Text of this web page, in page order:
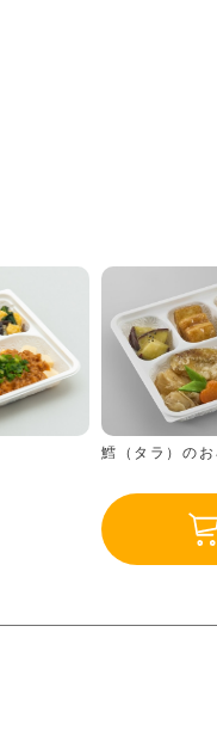
鱈（タラ）の